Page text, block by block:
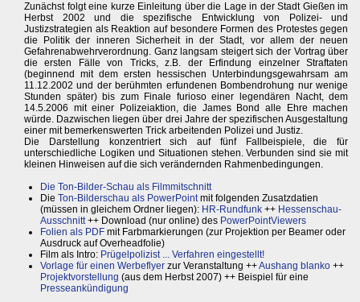
Zunächst folgt eine kurze Einleitung über die Lage in der Stadt Gießen im
Herbst 2002 und die spezifische Entwicklung von Polizei- und
Justizstrategien als Reaktion auf besondere Formen des Protestes gegen
die Politik der inneren Sicherheit in der Stadt, vor allem der neuen
Gefahrenabwehrverordnung. Ganz langsam steigert sich der Vortrag über
die ersten Fälle von Tricks, z.B. der Erfindung einzelner Straftaten
(beginnend mit dem ersten hessischen Unterbindungsgewahrsam am
11.12.2002 und der berühmten erfundenen Bombendrohung nur wenige
Stunden später) bis zum Finale furioso einer legendären Nacht, dem
14.5.2006 mit einer Polizeiaktion, die James Bond alle Ehre machen
würde. Dazwischen liegen über drei Jahre der spezifischen Ausgestaltung
einer mit bemerkenswerten Trick arbeitenden Polizei und Justiz.
Die Darstellung konzentriert sich auf fünf Fallbeispiele, die für
unterschiedliche Logiken und Situationen stehen. Verbunden sind sie mit
kleinen Hinweisen auf die sich verändernden Rahmenbedingungen.
Die Ton-Bilder-Schau als Filmmitschnitt
Die Ton-Bilderschau als PowerPointmit folgenden Zusatzdatien
(müssen in gleichem Ordner liegen): HR-Rundfunk ++ Hessenschau-
Ausschnitt++ Download (nur online) des PowerPointViewers
Folien als PDF mit Farbmarkierungen (zur Projektion per Beamer oder
Ausdruck auf Overheadfolie)
Film als Intro: Prügelpolizist ... Verfahren eingestellt!
Vorlage für einen Werbeflyer zur Veranstaltung ++Aushang blanko ++
Projektvorstellung (aus dem Herbst 2007) ++ Beispiel für eine
Presseankündigung